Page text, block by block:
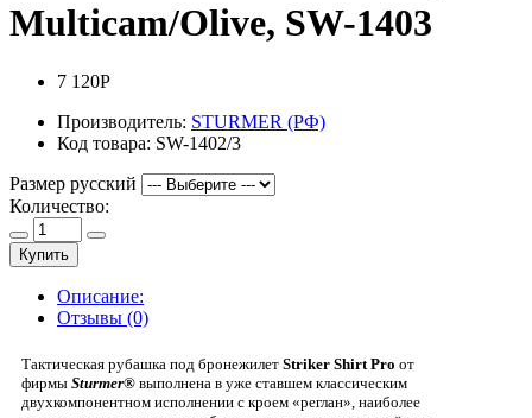
Multicam/Olive, SW-1403
7 120Р
Производитель: STURMER (РФ)
Код товара: SW-1402/3
Размер русский
Количество:
Купить
Описание:
Отзывы (0)
Тактическая рубашка под бронежилет Striker Shirt Pro от
фирмы Sturmer® выполнена в уже ставшем классическим
двухкомпонентном исполнении с кроем «реглан», наиболее